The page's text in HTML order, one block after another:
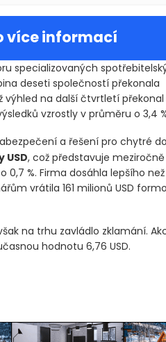
více informací
specializovaných
deseti společností překonala
výhled na další čtvrtletí
vzrostly v průměru o 3,4
a řešení pro chytré
USD, což představuje
0,7 %. Firma dosáhla lepšího než
vrátila 161 milionů USD
na trhu zavládlo zklamání.
hodnotu 6,76 USD.
specializovaných
specializovaných